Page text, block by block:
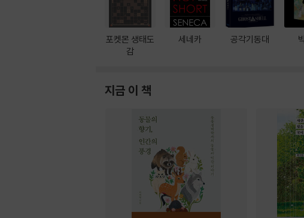
포켓몬 생태도
감
세네카 공각기동대
지금 이 책